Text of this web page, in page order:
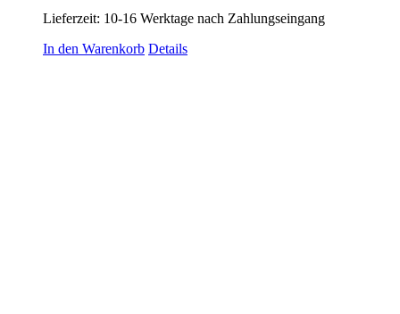
Lieferzeit: 10-16 Werktage nach Zahlungseingang
In den Warenkorb Details